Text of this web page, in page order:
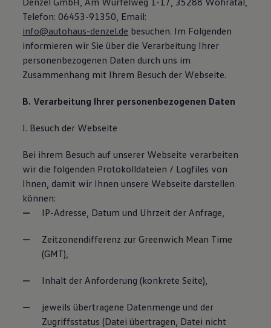
Telefon: 06453-91350, Email:
info@autohaus-denzel.de besuchen. Im Folgenden
informieren wir Sie über die Verarbeitung Ihrer
personenbezogenen Daten durch uns im
Zusammenhang mit Ihrem Besuch der Webseite.
B. Verarbeitung Ihrer personenbezogenen Daten
I. Besuch der Webseite
Bei ihrem Besuch auf unserer Webseite verarbeiten
wir die folgenden Protokolldateien / Logfiles von
Ihnen, damit wir Ihnen unsere Webseite darstellen
können:
IP-Adresse, Datum und Uhrzeit der Anfrage,
Zeitzonendifferenz zur Greenwich Mean Time
(GMT),
Inhalt der Anforderung (konkrete Seite),
jeweils übertragene Datenmenge und der
Zugriffsstatus (Datei übertragen, Datei nicht